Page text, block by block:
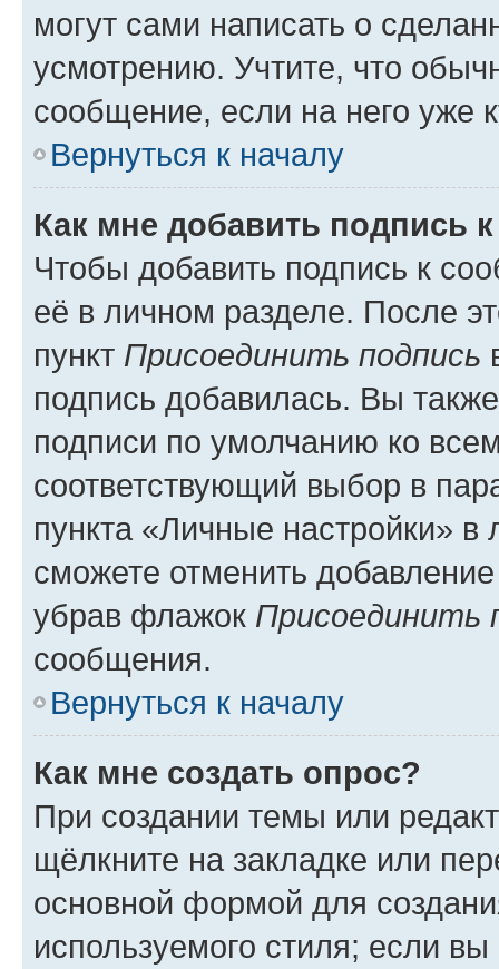
могут сами написать о
усмотрению. Учтите, что
сообщение, если на него уже
Вернуться к началу
Как мне добавить подпись
Чтобы добавить подпись к
её в личном разделе. После
пункт Присоединить подпись
подпись добавилась. Вы
подписи по умолчанию ко
соответствующий выбор в
пункта «Личные настройки»
сможете отменить
убрав флажок Присоединить
сообщения.
Вернуться к началу
Как мне создать опрос?
При создании темы или
щёлкните на закладке или
основной формой для
используемого стиля; если